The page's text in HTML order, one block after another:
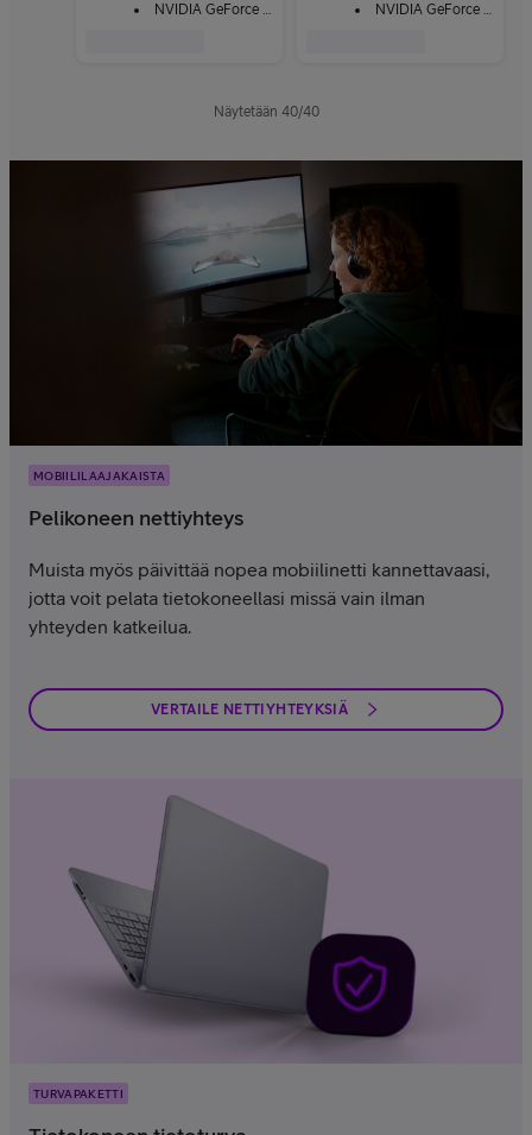
NVIDIA GeForce RTX 5070
NVIDIA GeForce RTX 5050
Näytetään 40/40
MOBIILILAAJAKAISTA
Pelikoneen nettiyhteys
Muista myös päivittää nopea mobiilinetti kannettavaasi,
jotta voit pelata tietokoneellasi missä vain ilman
yhteyden katkeilua.
VERTAILE NETTIYHTEYKSIÄ
TURVAPAKETTI